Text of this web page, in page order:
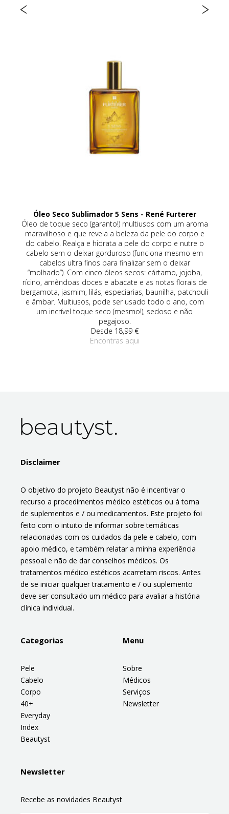
Óleo Seco Sublimador 5 Sens - René Furterer
Óleo de toque seco (garanto!) multiusos com um aroma
maravilhoso e que revela a beleza da pele do corpo e
do cabelo. Realça e hidrata a pele do corpo e nutre o
cabelo sem o deixar gorduroso (funciona mesmo em
cabelos ultra finos para finalizar sem o deixar
“molhado”). Com cinco óleos secos: cártamo, jojoba,
rícino, amêndoas doces e abacate e as notas florais de
bergamota, jasmim, lilás, especiarias, baunilha, patchouli
e âmbar. Multiusos, pode ser usado todo o ano, com
um incrível toque seco (mesmo!), sedoso e não
pegajoso.
Desde 18,99 €
Encontras aqui
Disclaimer
O objetivo do projeto Beautyst não é incentivar o
recurso a procedimentos médico estéticos ou à toma
de suplementos e / ou medicamentos. Este projeto foi
feito com o intuito de informar sobre temáticas
relacionadas com os cuidados da pele e cabelo, com
apoio médico, e também relatar a minha experiência
pessoal e não de dar conselhos médicos. Os
tratamentos médico estéticos acarretam riscos. Antes
de se iniciar qualquer tratamento e / ou suplemento
deve ser consultado um médico para avaliar a história
clínica individual.
Categorias
Pele
Cabelo
Corpo
40+
Everyday
Index
Beautyst
Menu
Sobre
Médicos
Serviços
Newsletter
Newsletter
Recebe as novidades Beautyst